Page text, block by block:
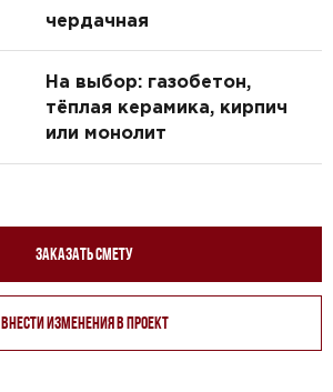
чердачная
На выбор: газобетон,
тёплая керамика, кирпич
или монолит
Заказать смету
Внести изменения в проект